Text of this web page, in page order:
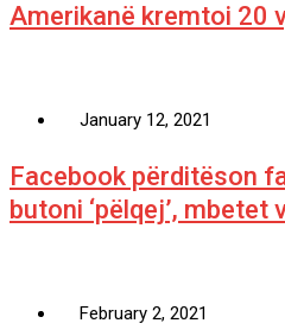
Amerikanë kremtoi 20
January 12, 2021
Facebook përditëson
butoni ‘pëlqej’, mbetet
February 2, 2021